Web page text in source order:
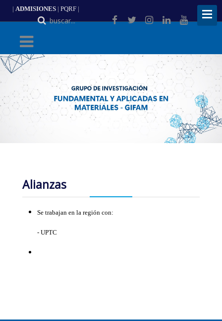
| ADMISIONES | PQRF |
ES
Alianzas
Se trabajan en la región con:
- UPTC